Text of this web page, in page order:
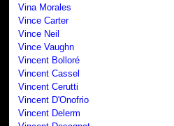
Vina Morales
Vince Carter
Vince Neil
Vince Vaughn
Vincent Bolloré
Vincent Cassel
Vincent Cerutti
Vincent D'Onofrio
Vincent Delerm